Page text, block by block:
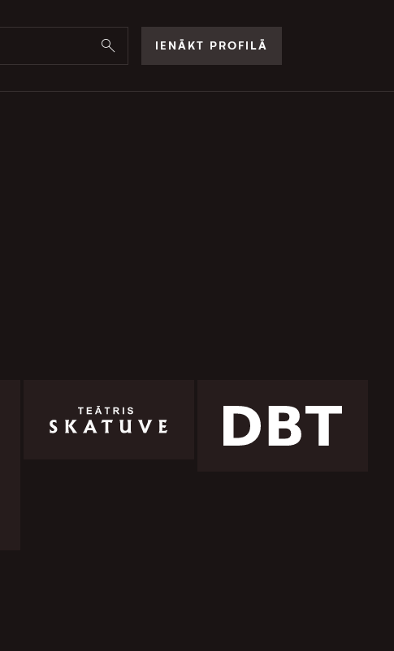
IENĀKT PROFILĀ